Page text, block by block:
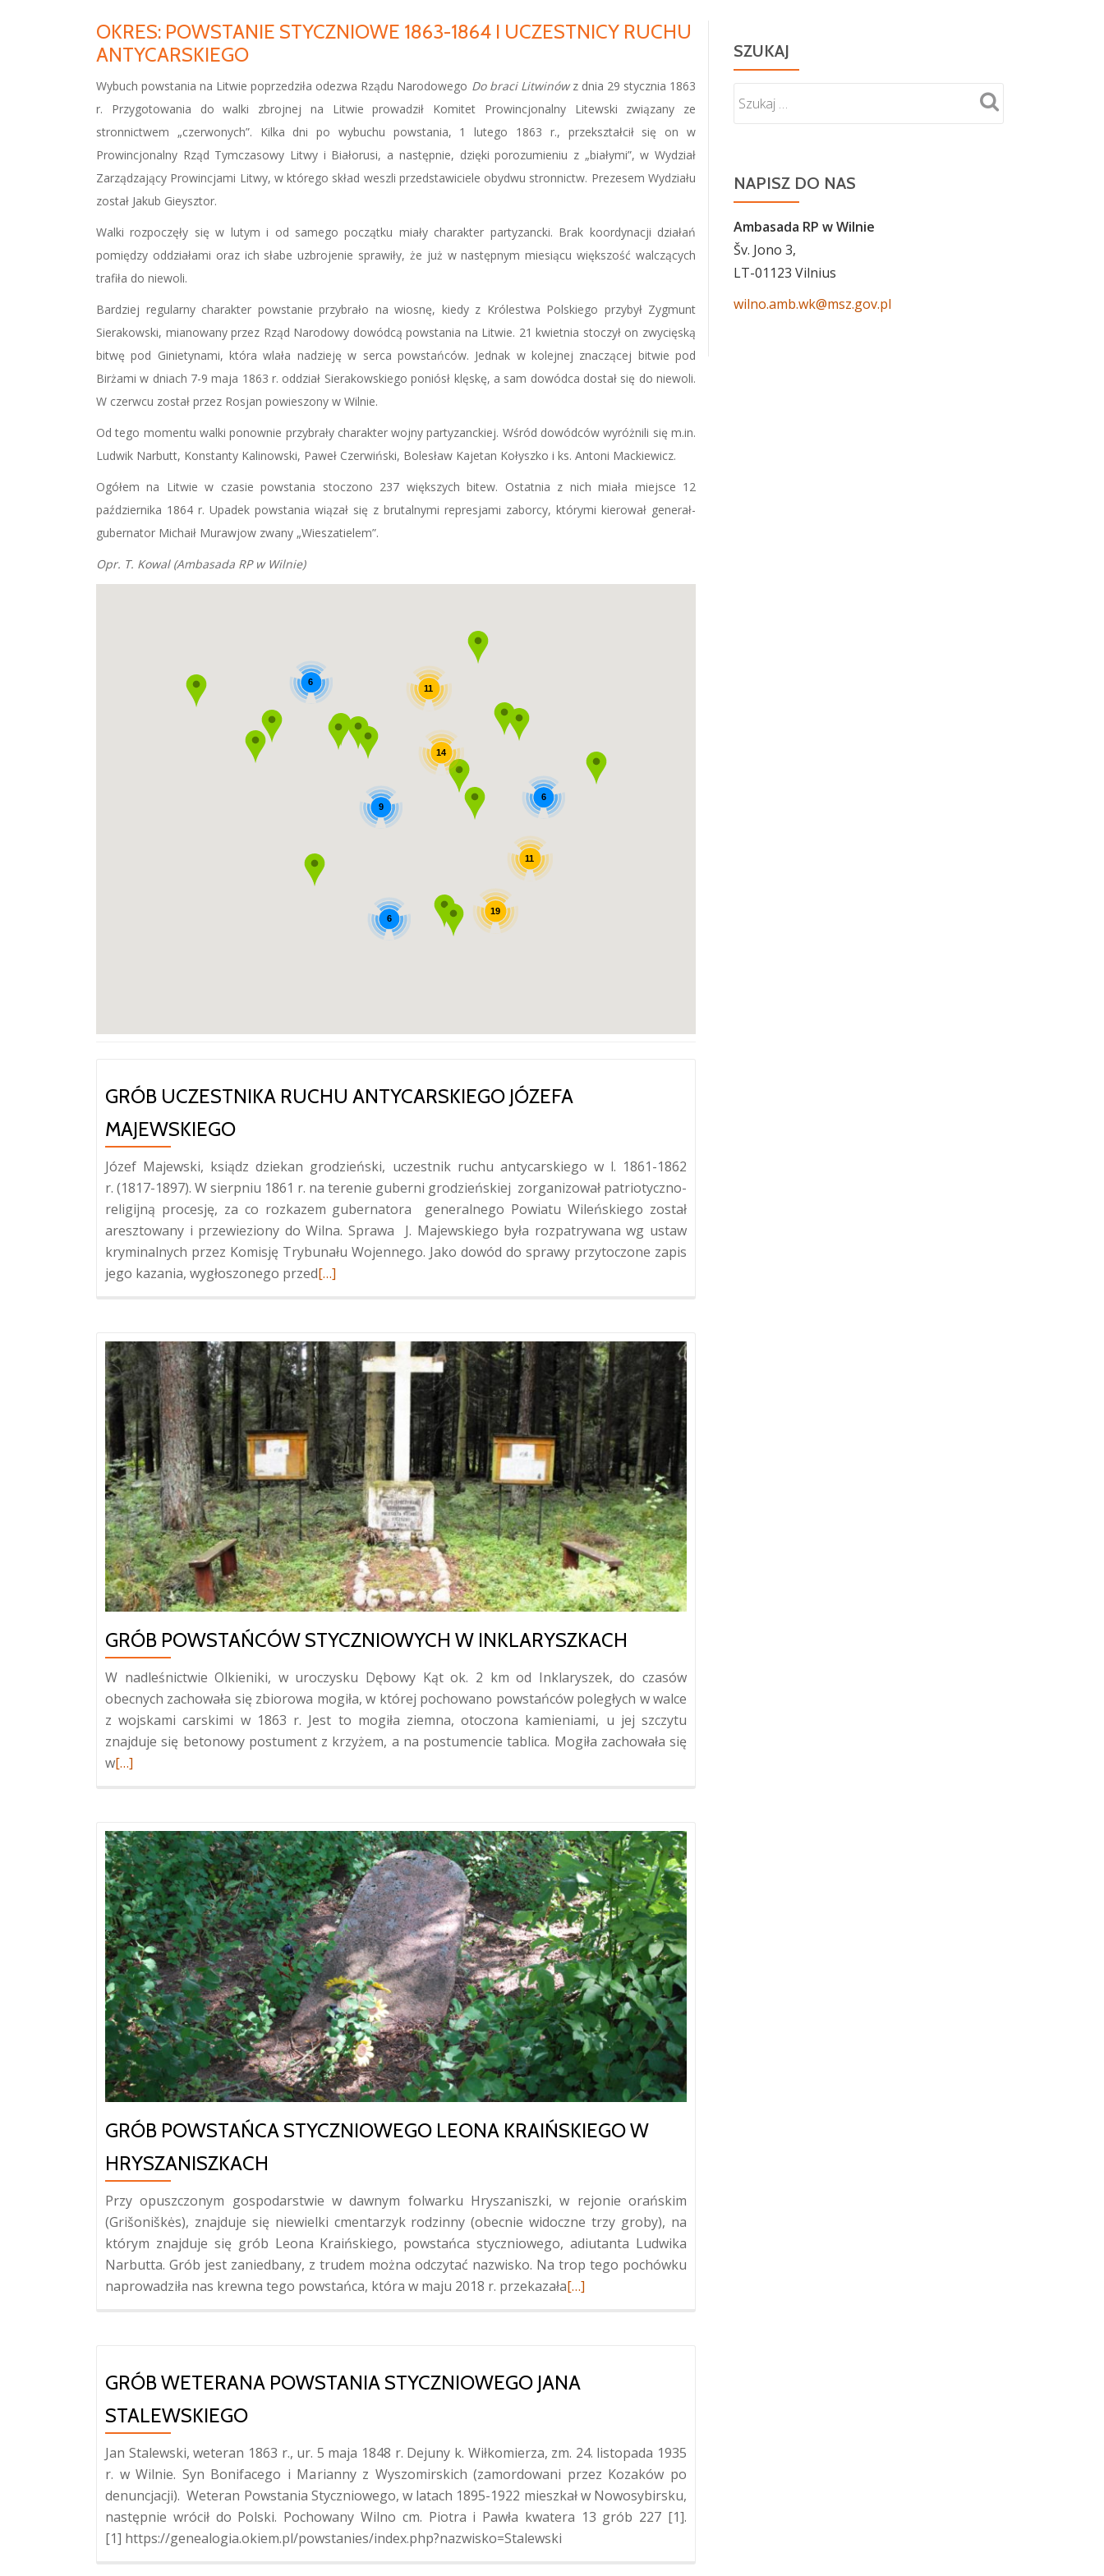
OKRES: POWSTANIE STYCZNIOWE 1863-1864 I UCZESTNICY RUCHU
ANTYCARSKIEGO
Wybuch powstania na Litwie poprzedziła odezwa Rządu Narodowego Do braci Litwinówz dnia 29 stycznia 1863
r. Przygotowania do walki zbrojnej na Litwie prowadził Komitet Prowincjonalny Litewski związany ze
stronnictwem „czerwonych”. Kilka dni po wybuchu powstania, 1 lutego 1863 r., przekształcił się on w
Prowincjonalny Rząd Tymczasowy Litwy i Białorusi, a następnie, dzięki porozumieniu z „białymi”, w Wydział
Zarządzający Prowincjami Litwy, w którego skład weszli przedstawiciele obydwu stronnictw. Prezesem Wydziału
został Jakub Gieysztor.
Walki rozpoczęły się w lutym i od samego początku miały charakter partyzancki. Brak koordynacji działań
pomiędzy oddziałami oraz ich słabe uzbrojenie sprawiły, że już w następnym miesiącu większość walczących
trafiła do niewoli.
Bardziej regularny charakter powstanie przybrało na wiosnę, kiedy z Królestwa Polskiego przybył Zygmunt
Sierakowski, mianowany przez Rząd Narodowy dowódcą powstania na Litwie. 21 kwietnia stoczył on zwycięską
bitwę pod Ginietynami, która wlała nadzieję w serca powstańców. Jednak w kolejnej znaczącej bitwie pod
Birżami w dniach 7-9 maja 1863 r. oddział Sierakowskiego poniósł klęskę, a sam dowódca dostał się do niewoli.
W czerwcu został przez Rosjan powieszony w Wilnie.
Od tego momentu walki ponownie przybrały charakter wojny partyzanckiej. Wśród dowódców wyróżnili się m.in.
Ludwik Narbutt, Konstanty Kalinowski, Paweł Czerwiński, Bolesław Kajetan Kołyszko i ks. Antoni Mackiewicz.
Ogółem na Litwie w czasie powstania stoczono 237 większych bitew. Ostatnia z nich miała miejsce 12
października 1864 r. Upadek powstania wiązał się z brutalnymi represjami zaborcy, którymi kierował generał-
gubernator Michaił Murawjow zwany „Wieszatielem”.
Opr. T. Kowal (Ambasada RP w Wilnie)
6
11
11
6
19
14
9
6
GRÓB UCZESTNIKA RUCHU ANTYCARSKIEGO JÓZEFA
MAJEWSKIEGO
Józef Majewski, ksiądz dziekan grodzieński, uczestnik ruchu antycarskiego w l. 1861-1862
r. (1817-1897). W sierpniu 1861 r. na terenie guberni grodzieńskiej zorganizował patriotyczno-
religijną procesję, za co rozkazem gubernatora generalnego Powiatu Wileńskiego został
aresztowany i przewieziony do Wilna. Sprawa J. Majewskiego była rozpatrywana wg ustaw
kryminalnych przez Komisję Trybunału Wojennego. Jako dowód do sprawy przytoczone zapis
jego kazania, wygłoszonego przedWięcej
antycarskiego
Józefa
Majewskiego
[…]
GRÓB POWSTAŃCÓW STYCZNIOWYCH W INKLARYSZKACH
W nadleśnictwie Olkieniki, w uroczysku Dębowy Kąt ok. 2 km od Inklaryszek, do czasów
obecnych zachowała się zbiorowa mogiła, w której pochowano powstańców poległych w walce
z wojskami carskimi w 1863 r. Jest to mogiła ziemna, otoczona kamieniami, u jej szczytu
znajduje się betonowy postument z krzyżem, a na postumencie tablica. Mogiła zachowała się
wWięcej
w
Inklaryszkach
[…]
GRÓB POWSTAŃCA STYCZNIOWEGO LEONA KRAIŃSKIEGO W
HRYSZANISZKACH
Przy opuszczonym gospodarstwie w dawnym folwarku Hryszaniszki, w rejonie orańskim
(Grišoniškės), znajduje się niewielki cmentarzyk rodzinny (obecnie widoczne trzy groby), na
którym znajduje się grób Leona Kraińskiego, powstańca styczniowego, adiutanta Ludwika
Narbutta. Grób jest zaniedbany, z trudem można odczytać nazwisko. Na trop tego pochówku
naprowadziła nas krewna tego powstańca, która w maju 2018 r. przekazałaWięcej
Kraińskiego
[…]
GRÓB WETERANA POWSTANIA STYCZNIOWEGO JANA
STALEWSKIEGO
Jan Stalewski, weteran 1863 r., ur. 5 maja 1848 r. Dejuny k. Wiłkomierza, zm. 24. listopada 1935
r. w Wilnie. Syn Bonifacego i Marianny z Wyszomirskich (zamordowani przez Kozaków po
denuncjacji). Weteran Powstania Styczniowego, w latach 1895-1922 mieszkał w Nowosybirsku,
następnie wrócił do Polski. Pochowany Wilno cm. Piotra i Pawła kwatera 13 grób 227 [1].
[1] https://genealogia.okiem.pl/powstanies/index.php?nazwisko=Stalewski
SZUKAJ
NAPISZ DO NAS
Ambasada RP w Wilnie
Šv. Jono 3,
LT-01123 Vilnius
wilno.amb.wk@msz.gov.pl